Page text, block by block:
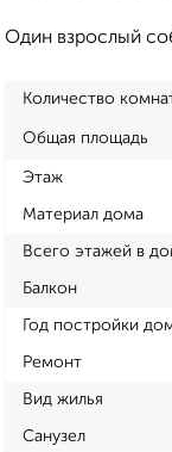
Один взрослый
Количество
Общая площадь
Этаж
Материал дома
Всего этажей в
Балкон
Год постройки
Ремонт
Вид жилья
Санузел